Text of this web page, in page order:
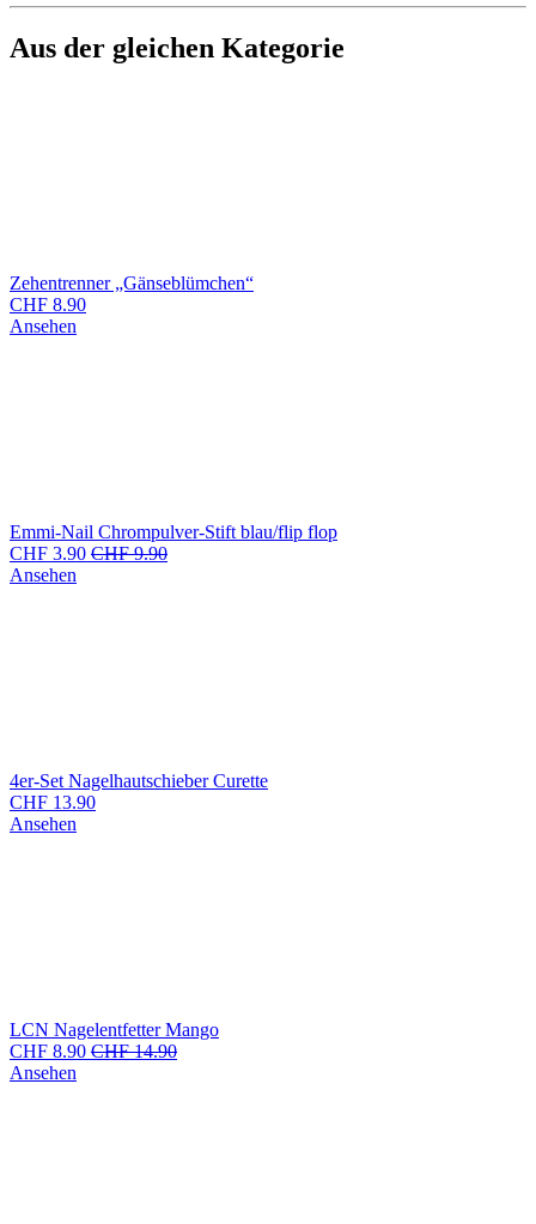
Aus der gleichen Kategorie
Zehentrenner „Gänseblümchen“
CHF 8.90
Ansehen
Emmi-Nail Chrompulver-Stift blau/flip flop
CHF 3.90 CHF9.90
Ansehen
4er-Set Nagelhautschieber Curette
CHF 13.90
Ansehen
LCN Nagelentfetter Mango
CHF 8.90 CHF14.90
Ansehen